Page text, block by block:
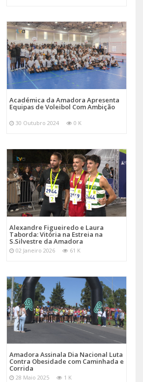
Académica da Amadora Apresenta
Equipas de Voleibol Com Ambição
30 Outubro 2024 0 K
Alexandre Figueiredo e Laura
Taborda: Vitória na Estreia na
S.Silvestre da Amadora
02 Janeiro 2026 61 K
Amadora Assinala Dia Nacional Luta
Contra Obesidade com Caminhada e
Corrida
28 Maio 2025 1 K